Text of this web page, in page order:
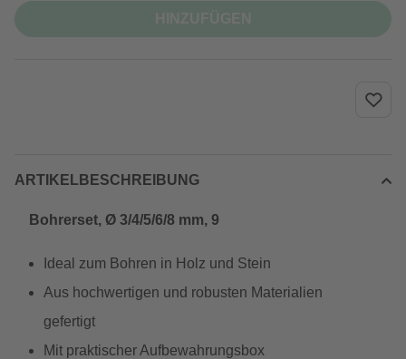
ARTIKELBESCHREIBUNG
Bohrerset, Ø 3/4/5/6/8 mm, 9
Ideal zum Bohren in Holz und Stein
Aus hochwertigen und robusten Materialien
gefertigt
Mit praktischer Aufbewahrungsbox